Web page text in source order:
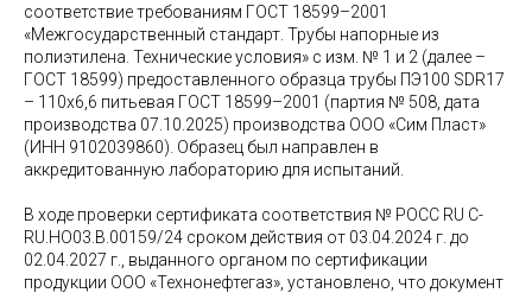
соответствие требованиям ГОСТ 18599–2001
«Межгосударственный стандарт. Трубы напорные из
полиэтилена. Технические условия» с изм. № 1 и 2 (далее –
ГОСТ 18599) предоставленного образца трубы ПЭ100 SDR17
– 110х6,6 питьевая ГОСТ 18599–2001 (партия № 508, дата
производства 07.10.2025) производства ООО «Сим Пласт»
(ИНН 9102039860). Образец был направлен в
аккредитованную лабораторию для испытаний.
В ходе проверки сертификата соответствия № РОСС RU С-
RU.НО03.В.00159/24 сроком действия от 03.04.2024 г. до
02.04.2027 г., выданного органом по сертификации
продукции ООО «Технонефтегаз», установлено, что документ